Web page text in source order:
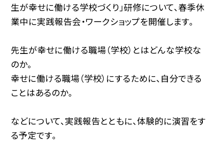
生が幸せに働ける学校づくり」研修について、春季休
業中に実践報告会・ワークショップを開催します。
先生が幸せに働ける職場（学校）とはどんな学校な
のか。
幸せに働ける職場（学校）にするために、自分できる
ことはあるのか。
などについて、実践報告とともに、体験的に演習をす
る予定です。